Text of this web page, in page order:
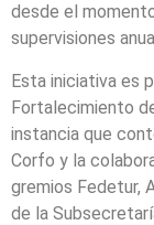
desde el
supervisiones
Esta iniciativa es
Fortalecimiento
instancia que
Corfo y la
gremios Fedetur,
de la